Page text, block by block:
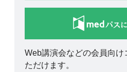
Web講演会などの会員向け
ただけます。